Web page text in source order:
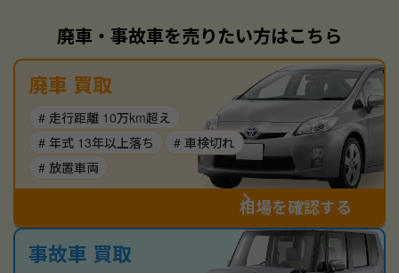
廃車・事故車を売りたい方はこちら
廃車 買取
# 走行距離 10万km超え
# 年式 13年以上落ち
# 車検切れ
# 放置車両
相場を確認する
事故車 買取